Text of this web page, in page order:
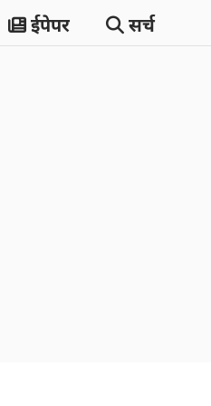
ईपेपर सर्च